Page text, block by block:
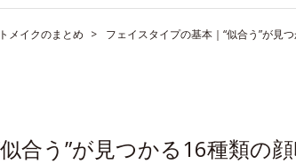
メイクのまとめ フェイスタイプの基本｜“似合う”が見
合う”が見つかる16種類の